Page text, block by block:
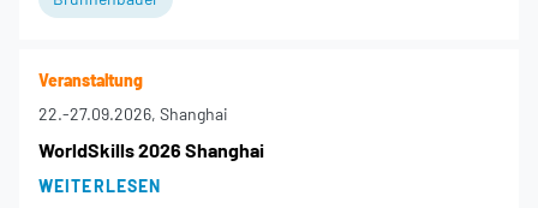
Veranstaltung
22.-27.09.2026, Shanghai
WorldSkills 2026 Shanghai
WEITERLESEN